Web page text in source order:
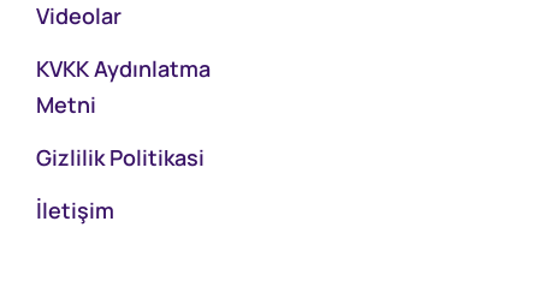
Videolar
KVKK Aydınlatma
Metni
Gizlilik Politikasi
İletişim